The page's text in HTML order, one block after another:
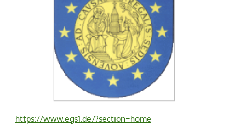
https://www.egs1.de/?section=home